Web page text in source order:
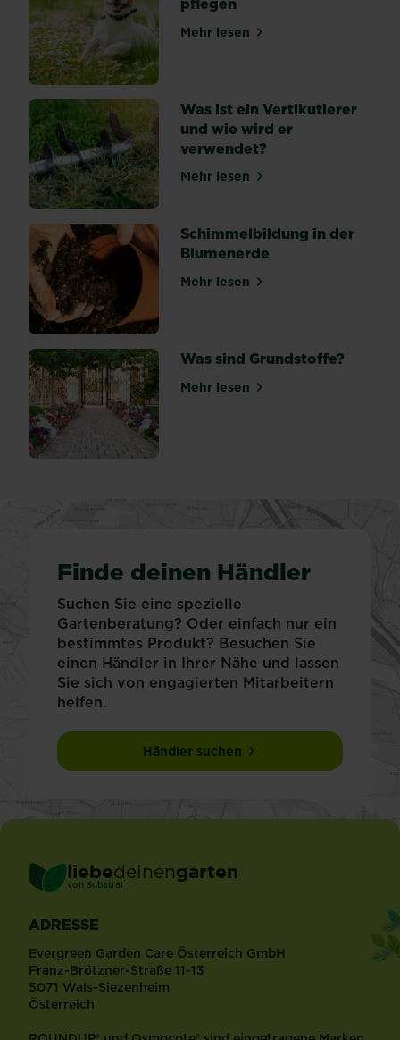
zu
finden
ist.
Durch
seine
Schwamm-
ähnliche...
Mehr lesenüber Naturrasen anlegen
Was ist ein Vertikutierer
und wie wird er
verwendet?
Mehr lesenüber Was ist ein
Schimmelbildung in der
Blumenerde
Mehr lesenüber Schimmelbildung in
Was sind Grundstoffe?
Mehr lesenüber Was sind Grundstoffe?
Finde deinen Händler
Suchen Sie eine spezielle
Gartenberatung? Oder einfach nur ein
bestimmtes Produkt? Besuchen Sie
einen Händler in Ihrer Nähe und lassen
Sie sich von engagierten Mitarbeitern
helfen.
Händler suchen
liebedeinengarten
von Substral ®
ADRESSE
Evergreen Garden Care Österreich GmbH
Franz-Brötzner-Straße 11-13
5071 Wals-Siezenheim
Österreich